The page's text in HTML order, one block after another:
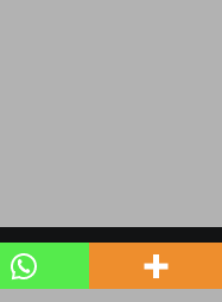
jaya.com